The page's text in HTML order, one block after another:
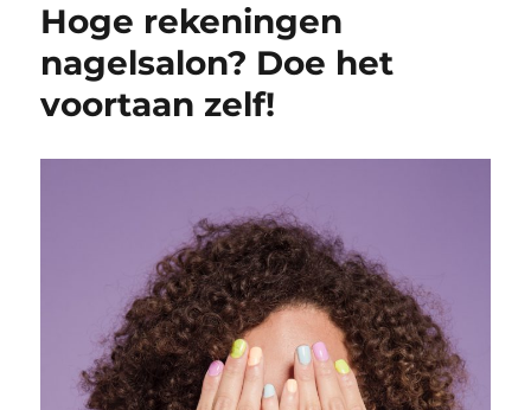
Hoge rekeningen
nagelsalon? Doe het
voortaan zelf!